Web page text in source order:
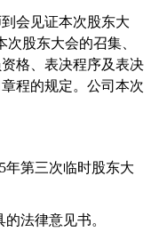
会见证本次股东大
股东大会的召集、
格、表决程序及表决
程的规定。公司本次
年第三次临时股东大
法律意见书。